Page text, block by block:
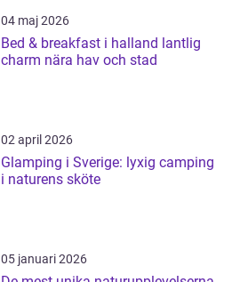
04 maj 2026
Bed & breakfast i halland lantlig
charm nära hav och stad
02 april 2026
Glamping i Sverige: lyxig camping
i naturens sköte
05 januari 2026